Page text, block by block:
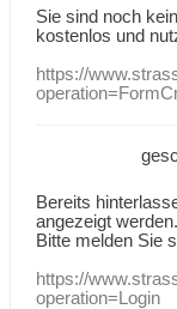
Sie sind noch
kostenlos und
https://
Bereits
angezeigt werden.
Bitte melden Sie
https://
operation=Login